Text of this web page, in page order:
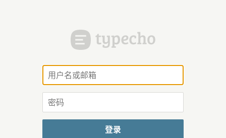
用
户
名
或
邮
箱
登录